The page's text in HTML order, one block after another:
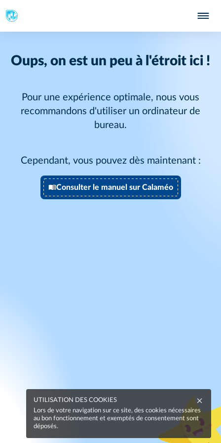
Oups, on est un peu à l'étroit ici !
Pour une expérience optimale, nous vous
recommandons d'utiliser un ordinateur de
bureau.
Cependant, vous pouvez dès maintenant :
Consulter le manuel sur Calaméo
UTILISATION DES COOKIES
Lors de votre navigation sur ce site, des cookies nécessaires
au bon fonctionnement et exemptés de consentement sont
déposés.